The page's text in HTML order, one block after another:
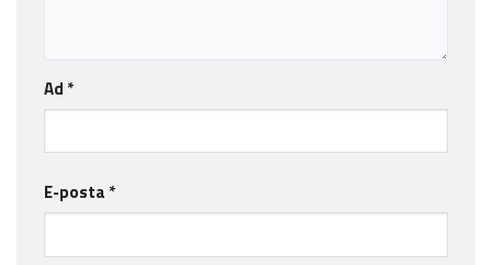
Ad *
E-posta *